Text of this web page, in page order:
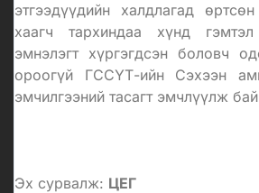
этгээдүүдийн халдлагад
хаагч тархиндаа хүнд
эмнэлэгт хүргэгдсэн боловч
ороогүй ГССҮТ-ийн Сэхээн
эмчилгээний тасагт эмчлүүлж
Эх сурвалж: ЦЕГ